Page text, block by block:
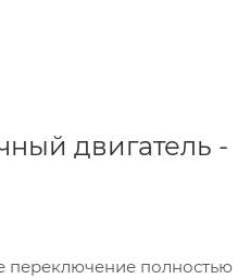
двигатель -
переключение полностью